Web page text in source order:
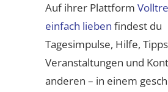
Auf ihrer Plattform
einfach lieben findest du
Tagesimpulse, Hilfe,
Veranstaltungen und
anderen – in einem